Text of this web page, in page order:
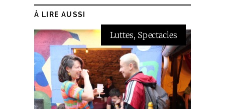
À LIRE AUSSI
Luttes, Spectacles